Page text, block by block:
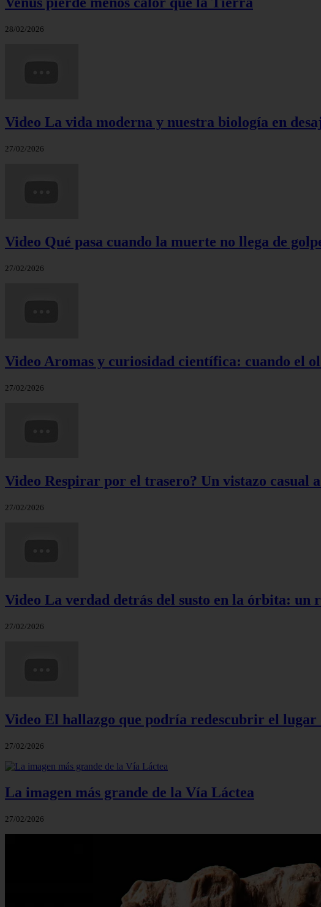
28/02/2026
Video La vida moderna y nuestra biología en
27/02/2026
Video Qué pasa cuando la muerte no llega de
27/02/2026
Video Aromas y curiosidad científica: cuando el
27/02/2026
Video Respirar por el trasero? Un vistazo casual
27/02/2026
Video La verdad detrás del susto en la órbita: un
27/02/2026
Video El hallazgo que podría redescubrir el
27/02/2026
La imagen más grande de la Vía Láctea
27/02/2026